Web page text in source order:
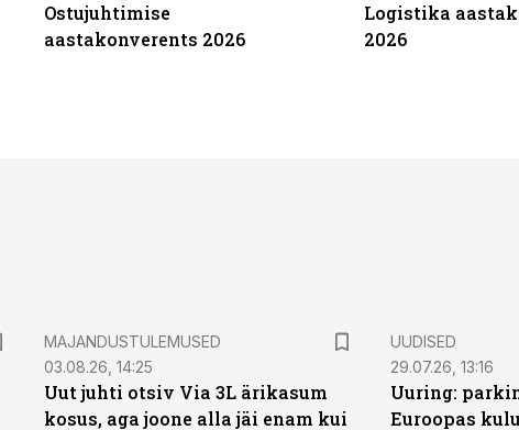
Ostujuhtimise
aastakonverents 2026
Logistika
2026
MAJANDUSTULEMUSED
03.08.26, 14:25
Uut juhti otsiv Via 3L ärikasum
kosus, aga joone alla jäi enam kui
UUDISED
29.07.26, 13:16
Uuring:
Euroopas